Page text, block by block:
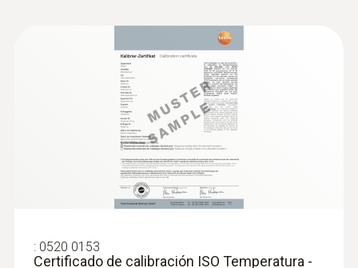
: 0520 0153
Certificado de calibración ISO Temperatura -